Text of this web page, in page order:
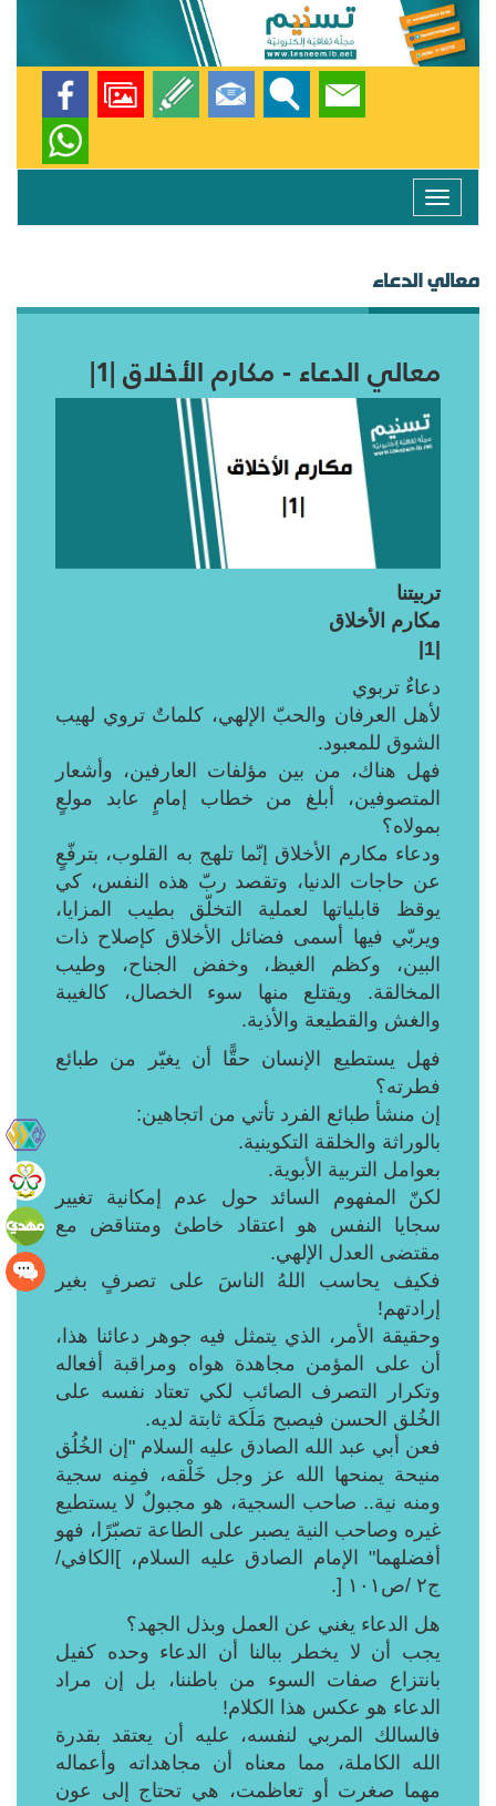
Toggle
navigation
معالي الدعاء
معالي الدعاء - مكارم الأخلاق |1|
تربيتنا
مكارم الأخلاق
دعاءٌ تربوي
لأهل العرفان والحبّ الإلهي، كلماتٌ تروي لهيب
الشوق للمعبود.
فهل هناك، من بين مؤلفات العارفين، وأشعار
المتصوفين، أبلغ من خطاب إمامٍ عابد مولعٍ
بمولاه؟
ودعاء مكارم الأخلاق إنّما تلهج به القلوب، بترفّعٍ
عن حاجات الدنيا، وتقصد ربّ هذه النفس، كي
يوقظ قابلياتها لعملية التخلّق بطيب المزايا،
ويربّي فيها أسمى فضائل الأخلاق كإصلاح ذات
البين، وكظم الغيظ، وخفض الجناح، وطيب
المخالقة. ويقتلع منها سوء الخصال، كالغيبة
والغش والقطيعة والأذية.
فهل يستطيع الإنسان حقًّا أن يغيّر من طبائع
فطرته؟
إن منشأ طبائع الفرد تأتي من اتجاهين:
بالوراثة والخلقة التكوينية.
بعوامل التربية الأبوية.
لكنّ المفهوم السائد حول عدم إمكانية تغيير
سجايا النفس هو اعتقاد خاطئ ومتناقض مع
مقتضى العدل الإلهي.
فكيف يحاسب اللهُ الناسَ على تصرفٍ بغير
إرادتهم!
وحقيقة الأمر، الذي يتمثل فيه جوهر دعائنا هذا،
أن على المؤمن مجاهدة هواه ومراقبة أفعاله
وتكرار التصرف الصائب لكي تعتاد نفسه على
الخُلق الحسن فيصبح مَلَكة ثابتة لديه.
فعن أبي عبد الله الصادق عليه السلام "إن الخُلُق
منيحة يمنحها الله عز وجل خَلْقه، فمِنه سجية
ومنه نية.. صاحب السجية، هو مجبولٌ لا يستطيع
غيره وصاحب النية يصبر على الطاعة تصبّرًا، فهو
أفضلهما" الإمام الصادق عليه السلام، ]الكافي/
ج٢ /ص١٠١ [.
هل الدعاء يغني عن العمل وبذل الجهد؟
يجب أن لا يخطر ببالنا أن الدعاء وحده كفيل
بانتزاع صفات السوء من باطننا، بل إن مراد
الدعاء هو عكس هذا الكلام!
فالسالك المربي لنفسه، عليه أن يعتقد بقدرة
الله الكاملة، مما معناه أن مجاهداته وأعماله
مهما صغرت أو تعاظمت، هي تحتاج إلى عون